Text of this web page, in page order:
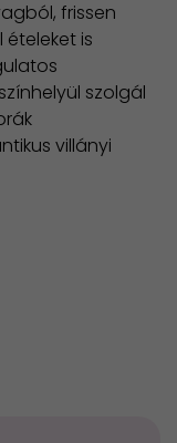
frissen
ételeket is
szolgál
villányi